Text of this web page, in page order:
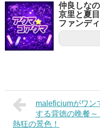
仲良しな
京里と夏
ファンデ
maleficiumがワン
する背徳の晩餐～
熱狂の景色！